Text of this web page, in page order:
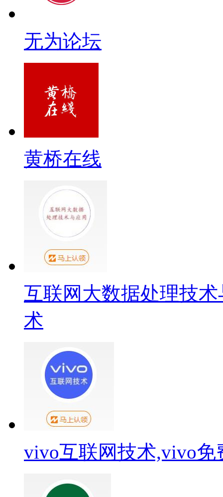
无为论坛
黄桥在线
互联网大数据处理技
术
vivo互联网技术,vivo免